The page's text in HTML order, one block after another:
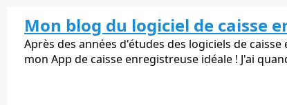
Mon blog du logiciel de caisse
Après des années d'études des logiciels de
mon App de caisse enregistreuse idéale ! J'ai